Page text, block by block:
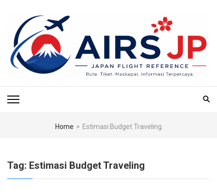
content
(Press
Enter)
AIRS JP – PUSAT
REFERENSI
PENERBANGAN & TIKET
Jepang, Air BnB Jepang,
Home > Estimasi Budget Traveling
Tag: Estimasi Budget Traveling